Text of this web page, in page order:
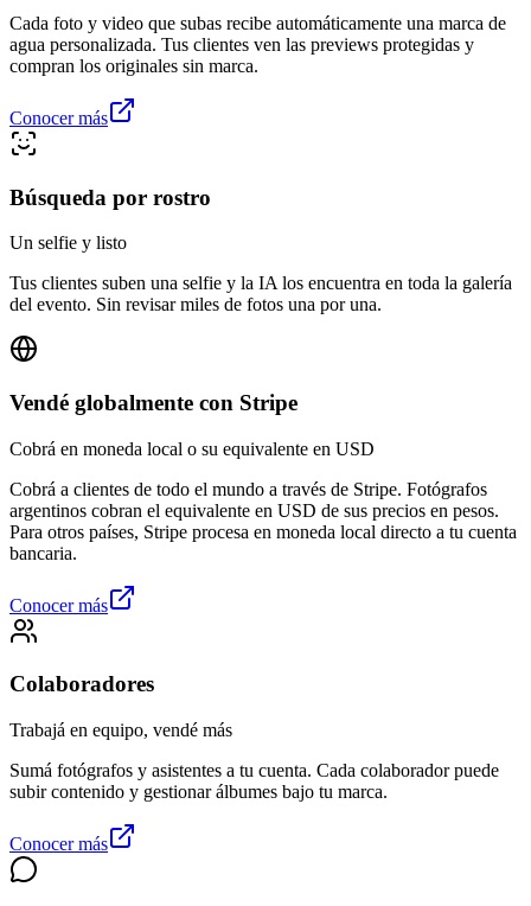
Cada foto y video que subas recibe automáticamente una marca de
agua personalizada. Tus clientes ven las previews protegidas y
compran los originales sin marca.
Conocer más
Búsqueda por rostro
Un selfie y listo
Tus clientes suben una selfie y la IA los encuentra en toda la galería
del evento. Sin revisar miles de fotos una por una.
Vendé globalmente con Stripe
Cobrá en moneda local o su equivalente en USD
Cobrá a clientes de todo el mundo a través de Stripe. Fotógrafos
argentinos cobran el equivalente en USD de sus precios en pesos.
Para otros países, Stripe procesa en moneda local directo a tu cuenta
bancaria.
Conocer más
Colaboradores
Trabajá en equipo, vendé más
Sumá fotógrafos y asistentes a tu cuenta. Cada colaborador puede
subir contenido y gestionar álbumes bajo tu marca.
Conocer más